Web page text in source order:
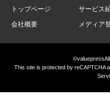
トップページ サービス
会社概要
メディア
©valuepress
This site is protected by reCAPTCHA